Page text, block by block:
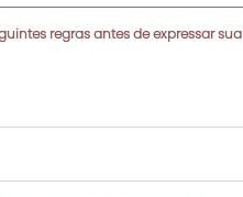
regras antes de expressar sua